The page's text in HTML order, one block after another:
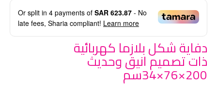
Or split in 4 payments of SAR 623.87 - No
late fees, Sharia compliant! Learn more
دفاية شكل بلازما كهربائية
ذات تصميم انيق وحديث
200×76×34سم